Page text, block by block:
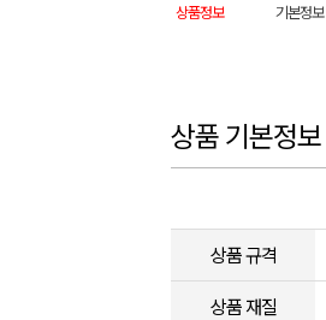
상품정보 기본정보
상품 기본정보
상품 규격
상품 재질